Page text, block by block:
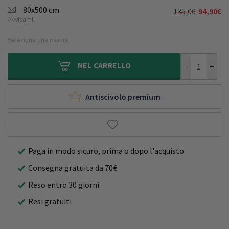
originale
era:
attuale
è:
80x500 cm
Avvisami!
135,00
Il
135,00€.
94,90€
Il
94,90€.
Seleziona una misura
NEL CARRELLO
Antiscivolo premium
Paga in modo sicuro, prima o dopo l'acquisto
Consegna gratuita da 70€
Reso entro 30 giorni
Resi gratuiti